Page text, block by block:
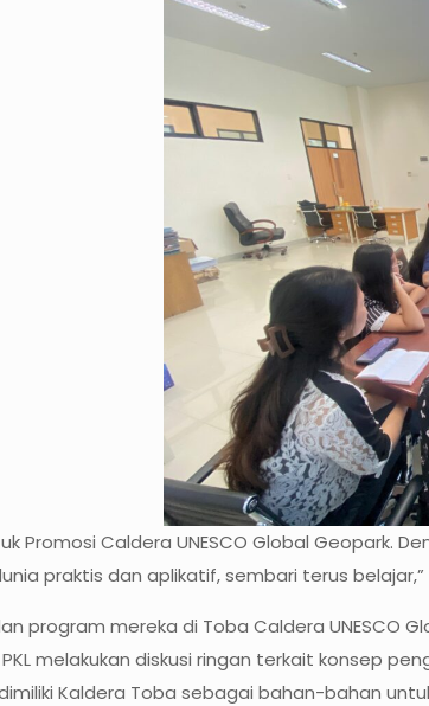
Promosi Caldera UNESCO Global Geopark.
praktis dan aplikatif, sembari terus
mereka di Toba Caldera UNESCO
melakukan diskusi ringan terkait konsep
Kaldera Toba sebagai bahan-bahan